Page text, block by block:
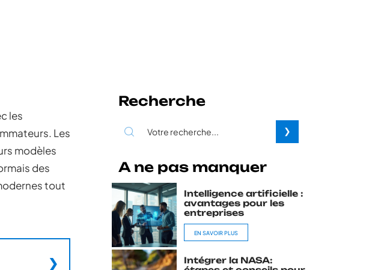
les
Les
modèles
des
tout
Recherche
A ne pas manquer
Intelligence artificielle :
avantages pour les
entreprises
EN SAVOIR PLUS
Intégrer la NASA: